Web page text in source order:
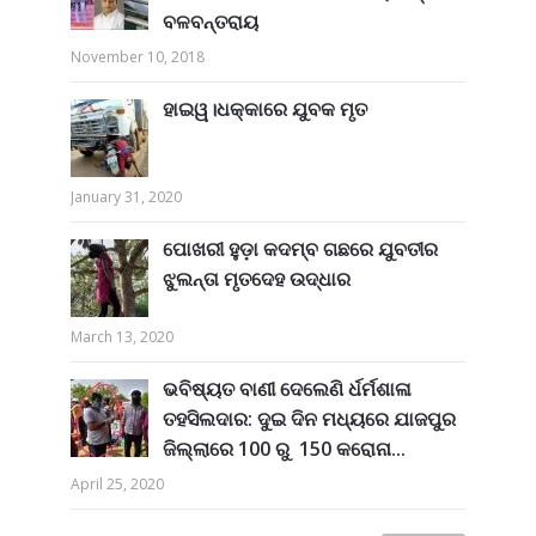
ବଳବନ୍ତରାୟ
November 10, 2018
ହାଇୱ।ଧକ୍କାରେ ଯୁବକ ମୃତ
January 31, 2020
ପୋଖରୀ ହୁଡ଼ା କଦମ୍ବ ଗଛରେ ଯୁବତୀର
ଝୁଲନ୍ତା ମୃତଦେହ ଉଦ୍ଧାର
March 13, 2020
ଭବିଷ୍ୟତ ବାଣୀ ଦେଲେଣି ର୍ଧର୍ମଶାଳା
ତହସିଲଦାର: ଦୁଇ ଦିନ ମଧ୍ୟରେ ଯାଜପୁର
ଜିଲ୍ଲାରେ 100 ରୁ 150 କରୋନା...
April 25, 2020